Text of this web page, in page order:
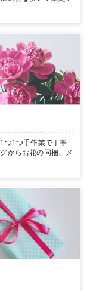
つ1つ手作業で丁寧
からお花の同梱、メ